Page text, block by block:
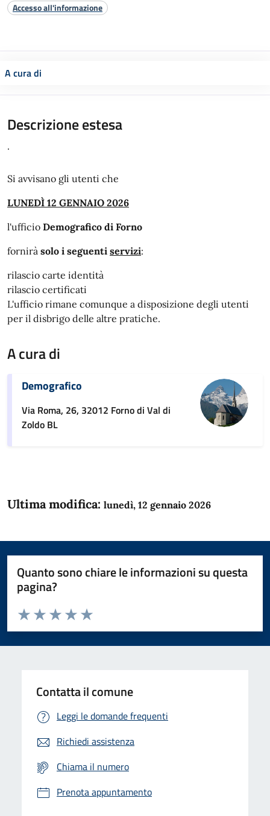
Accesso all'informazione
A cura di
Descrizione estesa
.
Si avvisano gli utenti che
LUNEDÌ 12 GENNAIO 2026
l'ufficio Demografico di Forno
fornirà solo i seguenti servizi:
rilascio carte identità
rilascio certificati
L'ufficio rimane comunque a disposizione degli utenti
per il disbrigo delle altre pratiche.
A cura di
Demografico
Via Roma, 26, 32012 Forno di Val di
Zoldo BL
Ultima modifica: lunedì, 12 gennaio 2026
Quanto sono chiare le informazioni su questa
pagina?
Domanda
Valuta da 1 a 5 stelle la pagina
Valuta 5 stelle su 5
Valuta 4 stelle su 5
Valuta 3 stelle su 5
Valuta 2 stelle su 5
Valuta 1 stelle su 5
Contatta il comune
Leggi le domande frequenti
Richiedi assistenza
Chiama il numero
Prenota appuntamento